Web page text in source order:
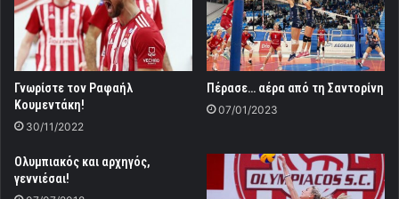
Γνωρίστε τον Ραφαήλ
Κουμεντάκη!
30/11/2022
Πέρασε… αέρα από τη Σαντορίνη
07/01/2023
Ολυμπιακός και αρχηγός,
γεννιέσαι!